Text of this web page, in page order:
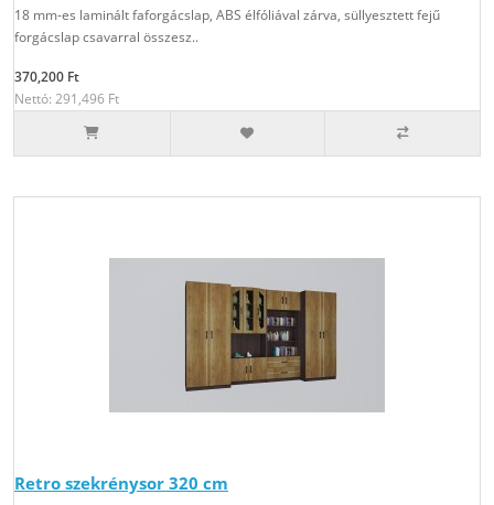
18 mm-es laminált faforgácslap, ABS élfóliával zárva, süllyesztett fejű
forgácslap csavarral összesz..
370,200 Ft
Nettó: 291,496 Ft
Retro szekrénysor 320 cm